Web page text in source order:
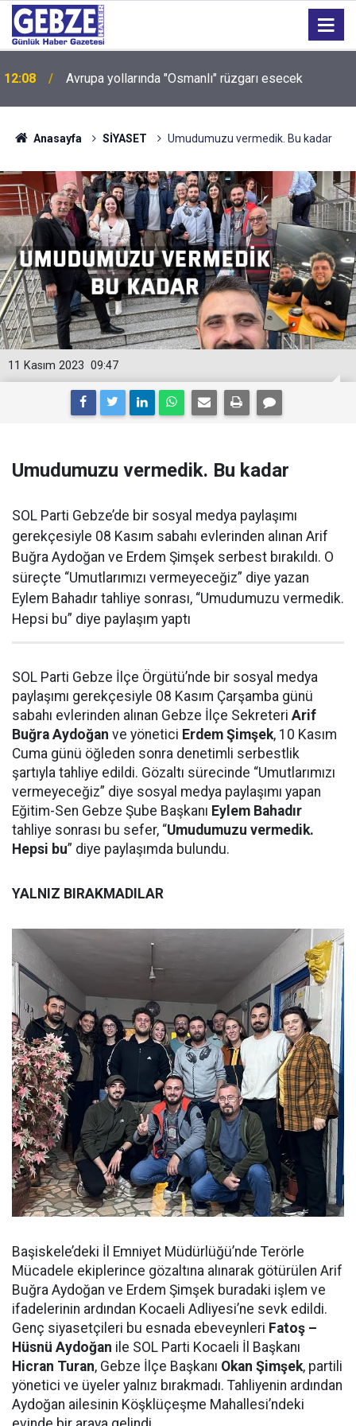
12:08 Avrupa yollarında "Osmanlı" rüzgarı esecek
Anasayfa SİYASET Umudumuzu vermedik. Bu kadar
09:47
11 Kasım 2023
Umudumuzu vermedik. Bu kadar
SOL Parti Gebze’de bir sosyal medya paylaşımı
gerekçesiyle 08 Kasım sabahı evlerinden alınan Arif
Buğra Aydoğan ve Erdem Şimşek serbest bırakıldı. O
süreçte “Umutlarımızı vermeyeceğiz” diye yazan
Eylem Bahadır tahliye sonrası, “Umudumuzu vermedik.
Hepsi bu” diye paylaşım yaptı
SOL Parti Gebze İlçe Örgütü’nde bir sosyal medya
paylaşımı gerekçesiyle 08 Kasım Çarşamba günü
sabahı evlerinden alınan Gebze İlçe Sekreteri Arif
Buğra Aydoğan ve yönetici Erdem Şimşek, 10 Kasım
Cuma günü öğleden sonra denetimli serbestlik
şartıyla tahliye edildi. Gözaltı sürecinde “Umutlarımızı
vermeyeceğiz” diye sosyal medya paylaşımı yapan
Eğitim-Sen Gebze Şube Başkanı Eylem Bahadır
tahliye sonrası bu sefer, “Umudumuzu vermedik.
Hepsi bu” diye paylaşımda bulundu.
YALNIZ BIRAKMADILAR
Başiskele’deki İl Emniyet Müdürlüğü’nde Terörle
Mücadele ekiplerince gözaltına alınarak götürülen Arif
Buğra Aydoğan ve Erdem Şimşek buradaki işlem ve
ifadelerinin ardından Kocaeli Adliyesi’ne sevk edildi.
Genç siyasetçileri bu esnada ebeveynleri Fatoş –
Hüsnü Aydoğan ile SOL Parti Kocaeli İl Başkanı
Hicran Turan, Gebze İlçe Başkanı Okan Şimşek, partili
yönetici ve üyeler yalnız bırakmadı. Tahliyenin ardından
Aydoğan ailesinin Köşklüçeşme Mahallesi’ndeki